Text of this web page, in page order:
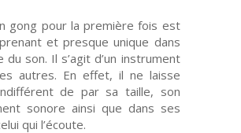
gong pour la première fois est
et presque unique dans
du son. Il s’agit d’un instrument
autres. En effet, il ne laisse
de par sa taille, son
sonore ainsi que dans ses
qui l’écoute.